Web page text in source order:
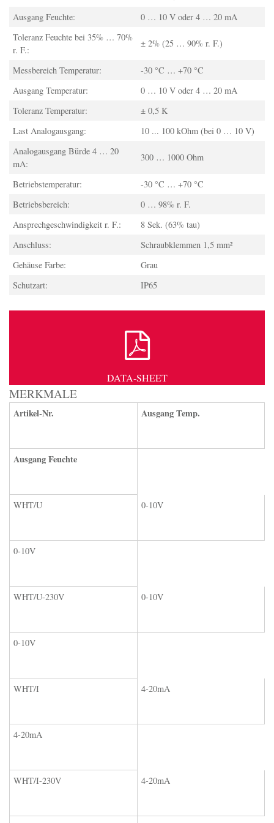
Ausgang Feuchte:
0 … 10 V oder 4 … 20 mA
Toleranz Feuchte bei 35% … 70%
r. F.:
± 2% (25 … 90% r. F.)
Messbereich Temperatur:
-30 °C … +70 °C
Ausgang Temperatur:
0 … 10 V oder 4 … 20 mA
Toleranz Temperatur:
± 0,5 K
Last Analogausgang:
10 ... 100 kOhm (bei 0 … 10 V)
Analogausgang Bürde 4 … 20
mA:
300 … 1000 Ohm
Betriebstemperatur:
-30 °C … +70 °C
Betriebsbereich:
0 … 98% r. F.
Ansprechgeschwindigkeit r. F.:
8 Sek. (63% tau)
Anschluss:
Schraubklemmen 1,5 mm²
Gehäuse Farbe:
Grau
Schutzart:
IP65
DATA-SHEET
MERKMALE
Artikel-Nr. Ausgang Temp.
Ausgang Feuchte
WHT/U 0-10V
0-10V
WHT/U-230V 0-10V
0-10V
WHT/I 4-20mA
4-20mA
WHT/I-230V 4-20mA